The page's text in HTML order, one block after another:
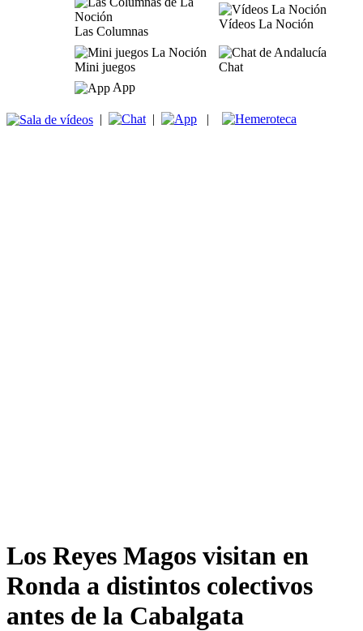
Las Columnas
Vídeos La Noción
Mini juegos
Chat
App
| | |
Los Reyes Magos visitan en
Ronda a distintos colectivos
antes de la Cabalgata